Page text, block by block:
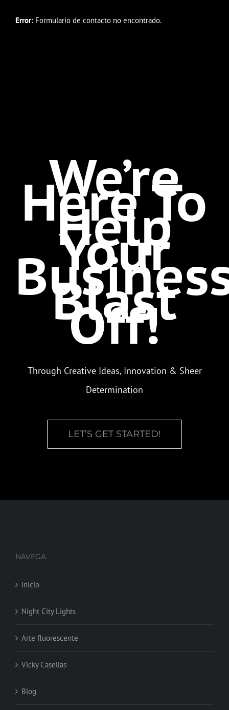
Error: Formulario de contacto no encontrado.
We’re
Here To
Help
Your
Blast
Off!
Through Creative Ideas, Innovation & Sheer
Determination
LET’S GET STARTED!
NAVEGA
Inicio
Night City Lights
Arte fluorescente
Vicky Casellas
Blog